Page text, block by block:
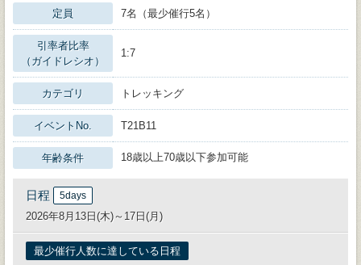
定員 7名（最少催行5名）
引率者比率
（ガイドレシオ）
1:7
カテゴリ トレッキング
イベントNo. T21B11
年齢条件 18歳以上70歳以下参加可能
日程 5days
2026年8月13日(木)～17日(月)
最少催行人数に達している日程